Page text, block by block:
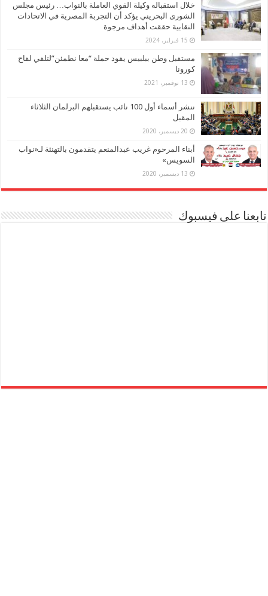
خلال استقباله وكيلة القوي العاملة بالنواب… رئيس مجلس
الشورى البحريني يؤكد أن التجربة المصرية في الاتحادات
النقابية حققت أهداف مرجوة
15 فبراير، 2024
مستقبل وطن ببلبيس يقود حملة “معا نطمئن”لتلقي لقاح
كورونا
13 نوفمبر، 2021
ننشر أسماء أول 100 نائب يستقبلهم البرلمان الثلاثاء
المقبل
20 ديسمبر، 2020
أبناء المرحوم غريب عبدالمنعم يتقدمون بالتهنئة لـ«نواب
السويس»
13 ديسمبر، 2020
تابعنا على فيسبوك